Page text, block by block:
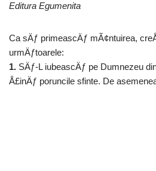
Editura Egumenita
Ca sÄƒ primeascÄƒ mÃ¢ntuirea,
urmÄƒtoarele:
1. SÄƒ-L iubeascÄƒ pe Dumnezeu
Å£inÄƒ poruncile sfinte. De